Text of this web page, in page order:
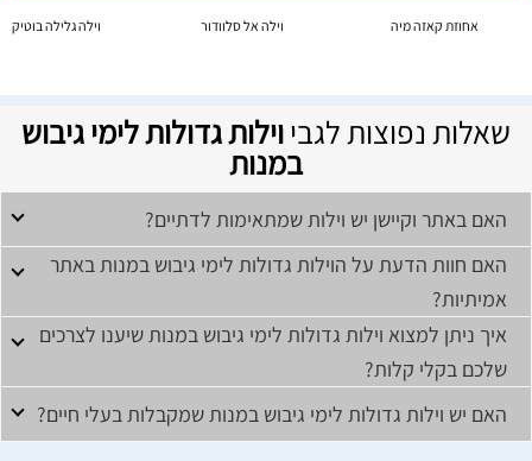
אחוזת קאזה מיה וילה אל סלוודור וילה גלילה בוטיק
שאלות נפוצות לגביוילות גדולות לימי גיבוש
במנות
האם באתר וקיישן יש וילות שמתאימות לדתיים?
האם חוות הדעת על הוילות גדולות לימי גיבוש במנות באתר
אמיתיות?
איך ניתן למצוא וילות גדולות לימי גיבוש במנות שיענו לצרכים
שלכם בקלי קלות?
האם יש וילות גדולות לימי גיבוש במנות שמקבלות בעלי חיים?